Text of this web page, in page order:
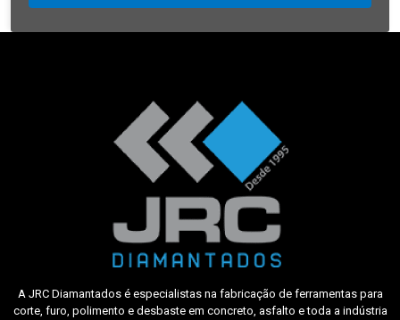
A JRC Diamantados é especialistas na fabricação de ferramentas para
corte, furo, polimento e desbaste em concreto, asfalto e toda a indústria